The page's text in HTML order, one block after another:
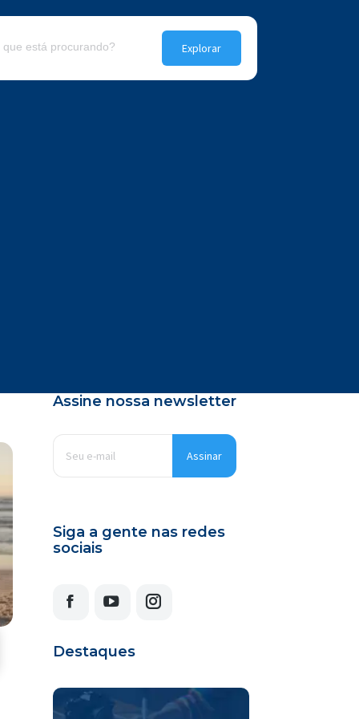
Assine nossa newsletter
mail *
Siga a gente nas redes
sociais
FacebookYouTubeInstagram
Destaques